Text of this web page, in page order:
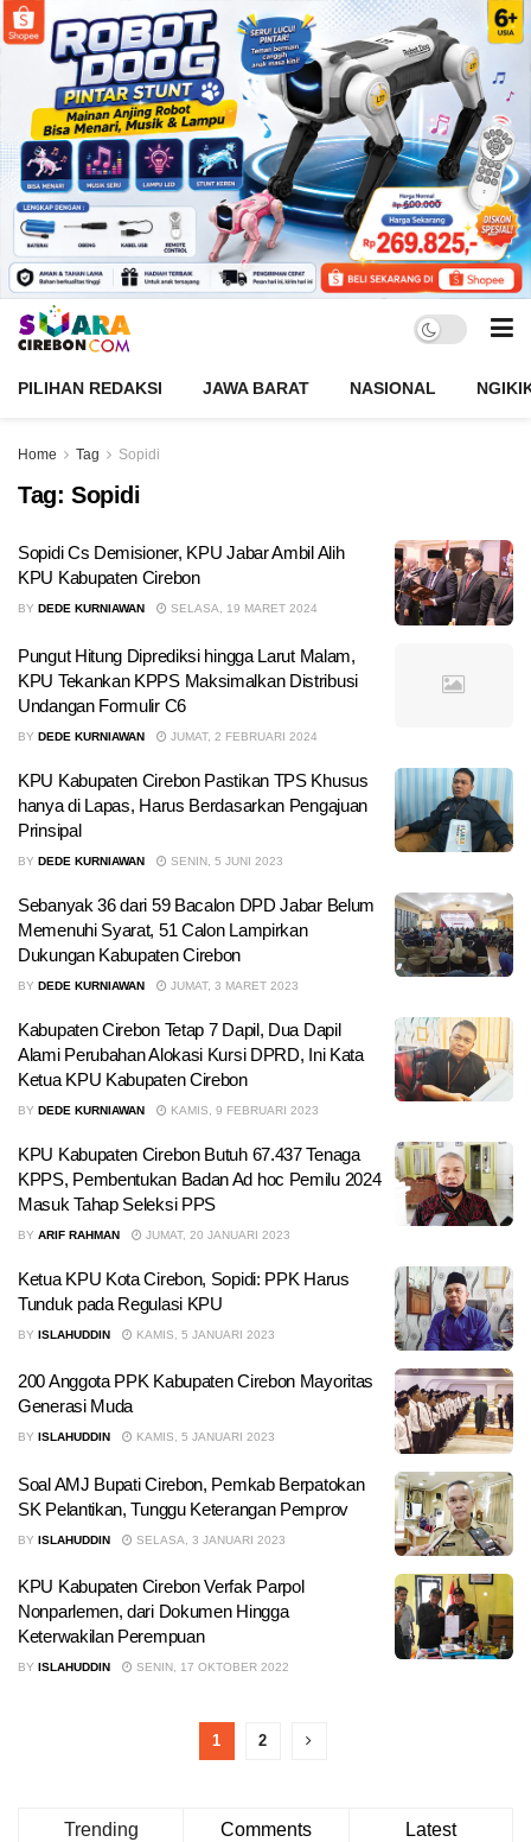
PILIHAN REDAKSI JAWA BARAT NASIONAL
Home Tag Sopidi
Tag: Sopidi
Sopidi Cs Demisioner, KPU Jabar Ambil Alih
KPU Kabupaten Cirebon
BY DEDE KURNIAWAN SELASA, 19 MARET 2024
Pungut Hitung Diprediksi hingga Larut Malam,
KPU Tekankan KPPS Maksimalkan Distribusi
Undangan Formulir C6
BY DEDE KURNIAWAN JUMAT, 2 FEBRUARI 2024
KPU Kabupaten Cirebon Pastikan TPS Khusus
hanya di Lapas, Harus Berdasarkan Pengajuan
Prinsipal
BY DEDE KURNIAWAN SENIN, 5 JUNI 2023
Sebanyak 36 dari 59 Bacalon DPD Jabar Belum
Memenuhi Syarat, 51 Calon Lampirkan
Dukungan Kabupaten Cirebon
BY DEDE KURNIAWAN JUMAT, 3 MARET 2023
Kabupaten Cirebon Tetap 7 Dapil, Dua Dapil
Alami Perubahan Alokasi Kursi DPRD, Ini Kata
Ketua KPU Kabupaten Cirebon
BY DEDE KURNIAWAN KAMIS, 9 FEBRUARI 2023
KPU Kabupaten Cirebon Butuh 67.437 Tenaga
KPPS, Pembentukan Badan Ad hoc Pemilu 2024
Masuk Tahap Seleksi PPS
BY ARIF RAHMAN JUMAT, 20 JANUARI 2023
Ketua KPU Kota Cirebon, Sopidi: PPK Harus
Tunduk pada Regulasi KPU
BY ISLAHUDDIN KAMIS, 5 JANUARI 2023
200 Anggota PPK Kabupaten Cirebon Mayoritas
Generasi Muda
BY ISLAHUDDIN KAMIS, 5 JANUARI 2023
Soal AMJ Bupati Cirebon, Pemkab Berpatokan
SK Pelantikan, Tunggu Keterangan Pemprov
BY ISLAHUDDIN SELASA, 3 JANUARI 2023
KPU Kabupaten Cirebon Verfak Parpol
Nonparlemen, dari Dokumen Hingga
Keterwakilan Perempuan
BY ISLAHUDDIN SENIN, 17 OKTOBER 2022
1 2
Trending Comments Latest